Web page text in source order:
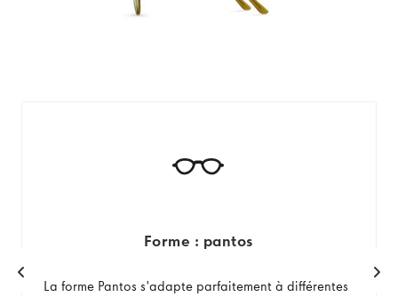
Forme : pantos
La forme Pantos s'adapte parfaitement à différentes